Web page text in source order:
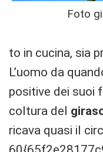
Foto
to in cucina, sia
L’uomo da
positive dei suoi
coltura del
ricava quasi il